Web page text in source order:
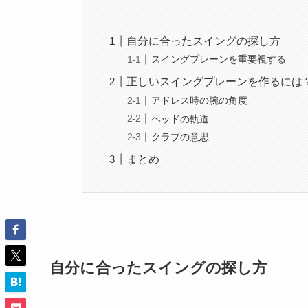
自分に合ったスイングの探し方
スイングプレーンを重要視する
正しいスイングプレーンを作るには
アドレス時の腕の角度
ヘッドの軌道
クラブの意思
まとめ
自分に合ったスイングの探し方